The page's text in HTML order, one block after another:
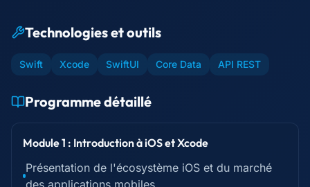
Technologies et outils
Swift Xcode SwiftUI Core Data API REST
Programme détaillé
Module 1 : Introduction à iOS et Xcode
Présentation de l'écosystème iOS et du marché
des applications mobiles.